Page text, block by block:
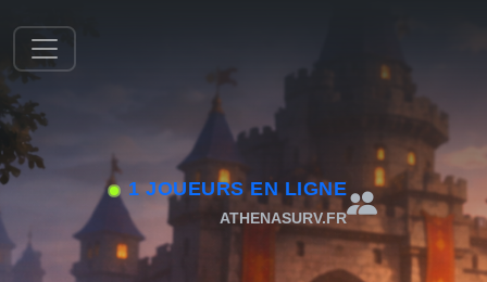
1 JOUEURS EN LIGNE
ATHENASURV.FR